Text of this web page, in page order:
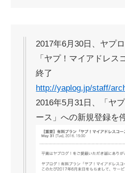
2017年6月30日、ヤプ
「ヤプ！マイアドレス
終了
http://yaplog.jp/staff/
2016年5月31日、「ヤ
ース」への新規登録を